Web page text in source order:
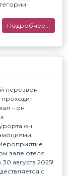
Подробнее...
перезвон
– он
он
зале отеля
августа 2025!⁣
с